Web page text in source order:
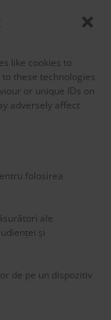
like cookies to
these technologies
or unique IDs on
adversely affect
folosirea
ale
și
de pe un dispozitiv